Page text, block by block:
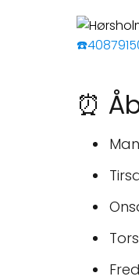
⏰